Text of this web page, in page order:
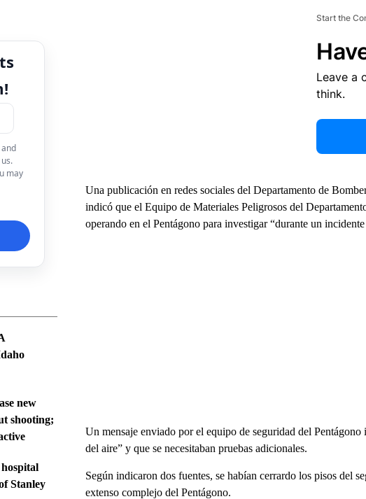
may
new
shooting;
Stanley
Start the
Leave a
think.
Una publicación en redes sociales del Departamento de
indicó que el Equipo de Materiales Peligrosos del
operando en el Pentágono para investigar “durante un
Un mensaje enviado por el equipo de seguridad del
del aire” y que se necesitaban pruebas adicionales.
Según indicaron dos fuentes, se habían cerrardo los pisos del
extenso complejo del Pentágono.